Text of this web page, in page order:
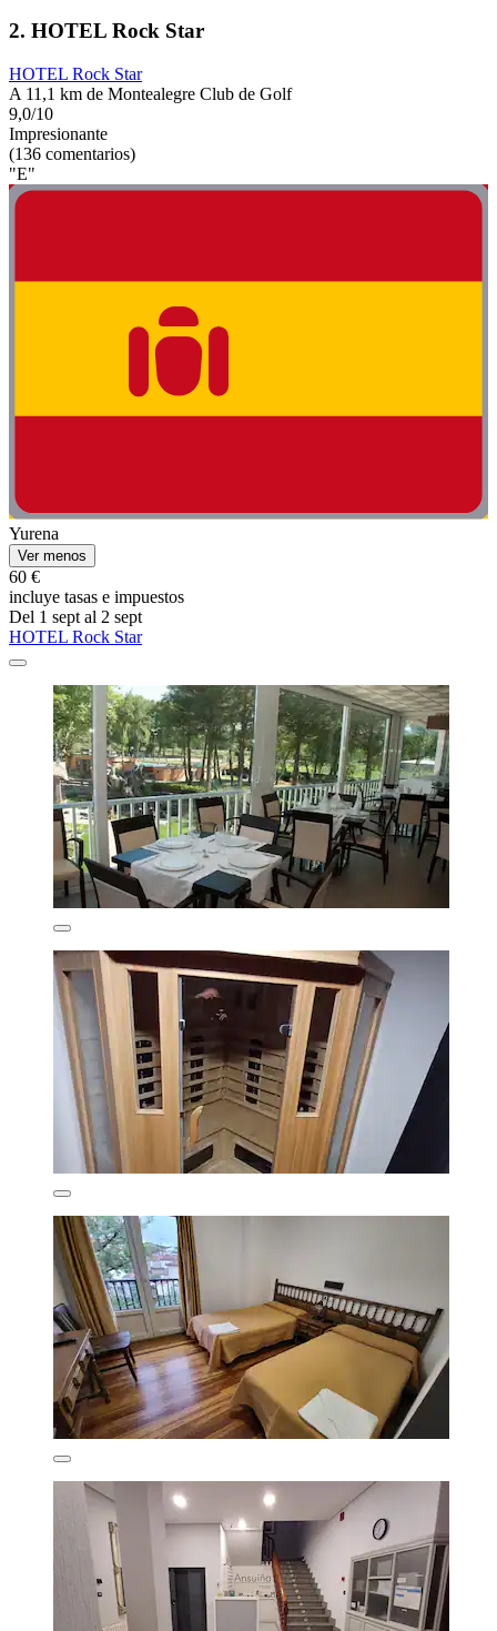
2. HOTEL Rock Star
HOTEL Rock Star
A 11,1 km de Montealegre Club de Golf
9,0/10
Impresionante
(136 comentarios)
"E"
Yurena
Ver menos
60 €
incluye tasas e impuestos
Del 1 sept al 2 sept
HOTEL Rock Star